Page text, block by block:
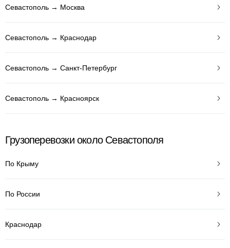
Севастополь → Москва
Севастополь → Краснодар
Севастополь → Санкт-Петербург
Севастополь → Красноярск
Грузоперевозки около Севастополя
По Крыму
По России
Краснодар